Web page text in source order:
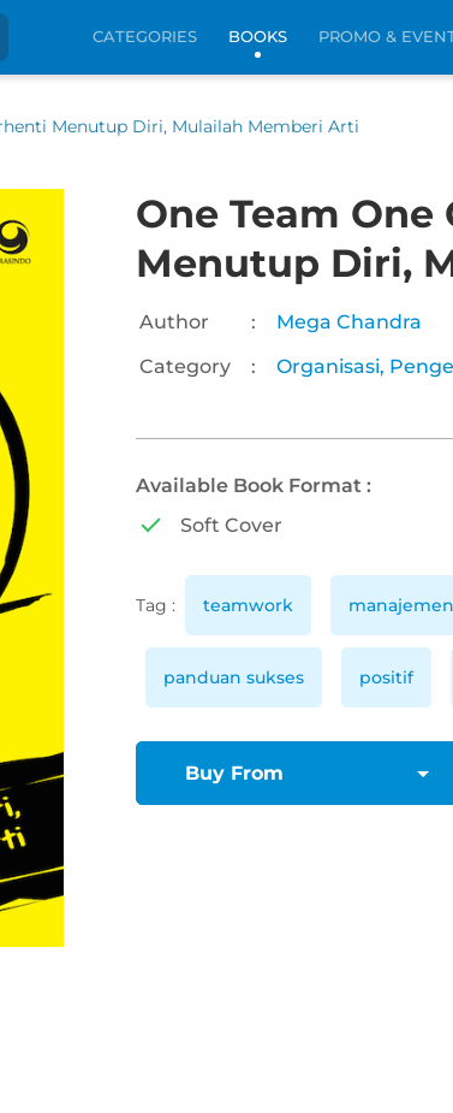
CATEGORIES BOOKS PROMO &
Menutup Diri, Mulailah Memberi Arti
One Team
Menutup Diri,
Author :
Mega Chandra
Category
: Organisasi,
Available Book Format :
Soft Cover
Tag : teamwork manajemen
panduan sukses positif
Buy From